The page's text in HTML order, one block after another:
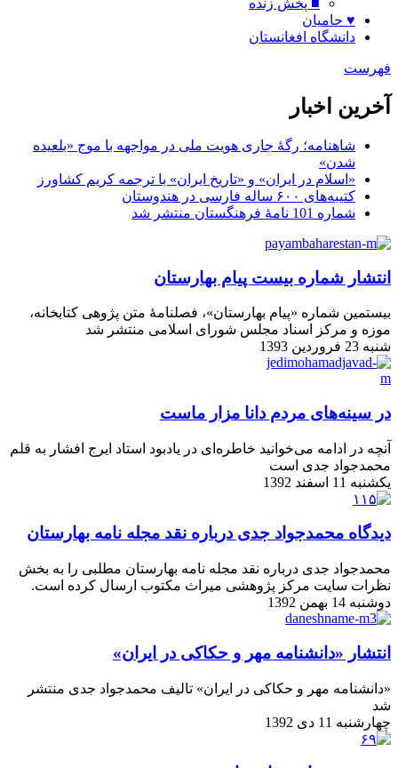
■ پخش زنده
♥ حامیان
دانشگاه افغانستان
فهرست
آخرین اخبار
شاهنامه؛ رگۀ جاری هویت ملی در مواجهه با موج «بلعیده
شدن»
«اسلام در ایران» و «تاریخ ایران» با ترجمه کریم کشاورز
کتیبه‌های ۶۰۰ ساله فارسی در هندوستان
شماره 101 نامۀ فرهنگستان منتشر شد
انتشار شماره بیست پیام بهارستان
بیستمین شماره «پیام بهارستان»، فصلنامۀ متن پژوهی کتابخانه،
موزه و مرکز اسناد مجلس شورای اسلامی منتشر شد
شنبه 23 فروردین 1393
در سینه‌های مردم دانا مزار ماست
آنچه در ادامه می‌خوانید خاطره‌ای در یادبود استاد ایرج افشار به قلم
محمدجواد جدی است
یکشنبه 11 اسفند 1392
دیدگاه محمدجواد جدی درباره نقد مجله نامه بهارستان
محمدجواد جدی درباره نقد مجله نامه بهارستان مطلبی را به بخش
نظرات سایت مرکز پژوهشی میراث مکتوب ارسال کرده است.
دوشنبه 14 بهمن 1392
انتشار «دانشنامه مهر و حکاکی در ایران»
«دانشنامه مهر و حکاکی در ایران» تالیف محمدجواد جدی منتشر
شد
چهارشنبه 11 دی 1392